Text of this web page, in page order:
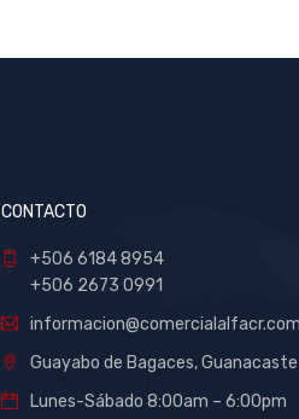
CONTACTO
+506 6184 8954
+506 2673 0991
informacion@comercialalfacr.com
Guayabo de Bagaces, Guanacaste
Lunes-Sábado 8:00am – 6:00pm